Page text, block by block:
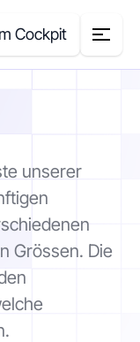
Cockpit
unserer
Grössen. Die